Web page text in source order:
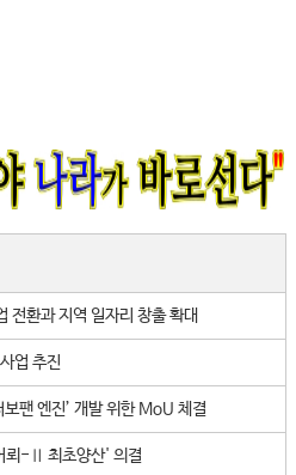
전환과 지역 일자리 창출 확대
업 추진
팬 엔진’ 개발 위한 MoU 체결
뢰-Ⅱ 최초양산' 의결